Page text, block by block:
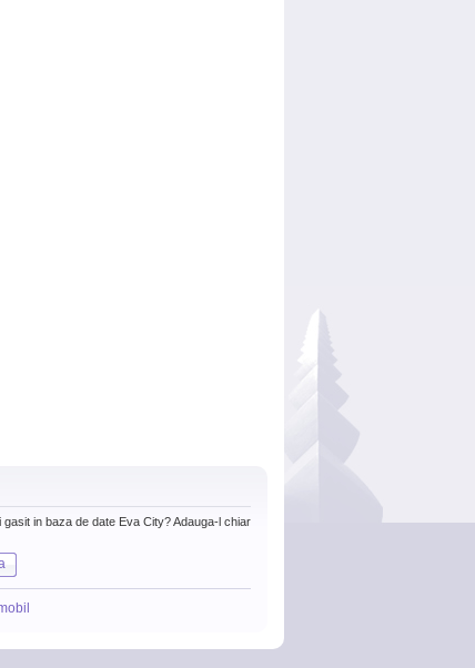
in baza de date Eva City? Adauga-l chiar